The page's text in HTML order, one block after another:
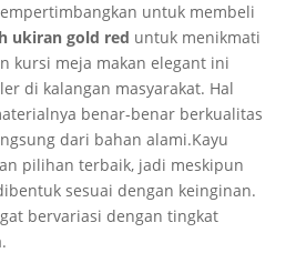
untuk membeli
ukiran gold red untuk menikmati
kursi meja makan elegant ini
di kalangan masyarakat. Hal
benar-benar berkualitas
dari bahan alami.Kayu
pilihan terbaik, jadi meskipun
sesuai dengan keinginan.
bervariasi dengan tingkat